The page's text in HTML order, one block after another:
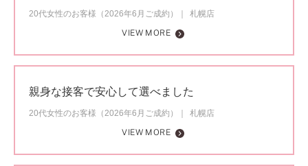
20代女性のお客様（2026年6月ご成約）
札幌店
VIEW MORE
親身な接客で安心して選べました
20代女性のお客様（2026年6月ご成約）
札幌店
VIEW MORE